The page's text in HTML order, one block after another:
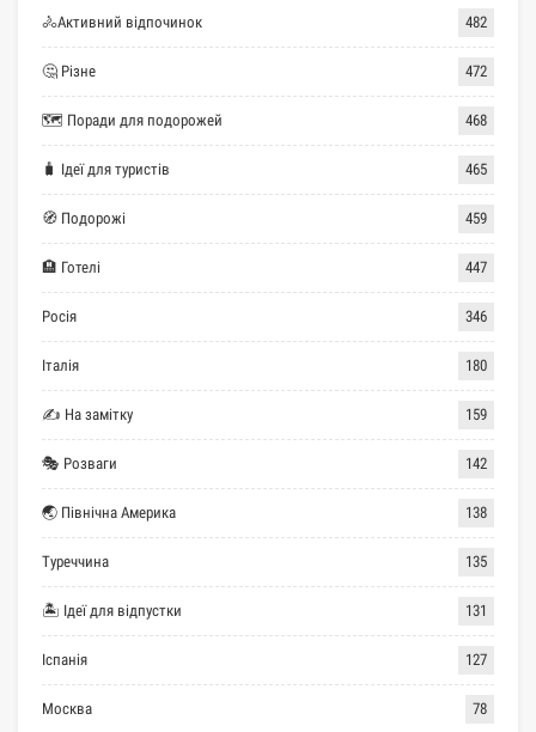
🚴Активний відпочинок 482
🤔 Різне 472
🗺 Поради для подорожей 468
🧳 Ідеї для туристів 465
🧭 Подорожі 459
🏨 Готелі 447
Росія 346
Італія 180
✍ На замітку 159
🎭 Розваги 142
🌏 Північна Америка 138
Туреччина 135
🏝 Ідеї для відпустки 131
Іспанія 127
Москва 78